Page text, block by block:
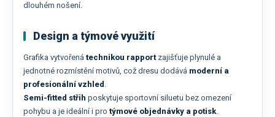
dlouhém nošení.
Design a týmové využití
Grafika vytvořená technikou rapportzajišťuje plynulé a
jednotné rozmístění motivů, což dresu dodává moderní a
profesionální vzhled .
Semi-fitted střih poskytuje sportovní siluetu bez omezení
pohybu a je ideální i pro týmové objednávky a potisk.